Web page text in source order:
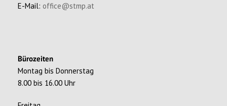
E-Mail: office@stmp.at
Bürozeiten
Montag bis Donnerstag
8.00 bis 16.00 Uhr